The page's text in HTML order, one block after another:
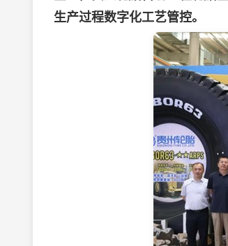
生产过程数字化工艺管控。